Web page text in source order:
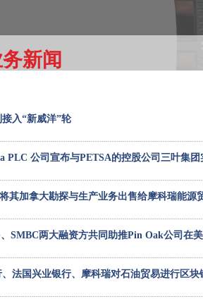
新闻
入“新威洋”轮
PLC 公司宣布与PETSA的控股公司三叶集
其加拿大勘探与生产业务出售给摩科瑞能源
SMBC两大融资方共同助推Pin Oak公司在
法国兴业银行、摩科瑞对石油贸易进行区块